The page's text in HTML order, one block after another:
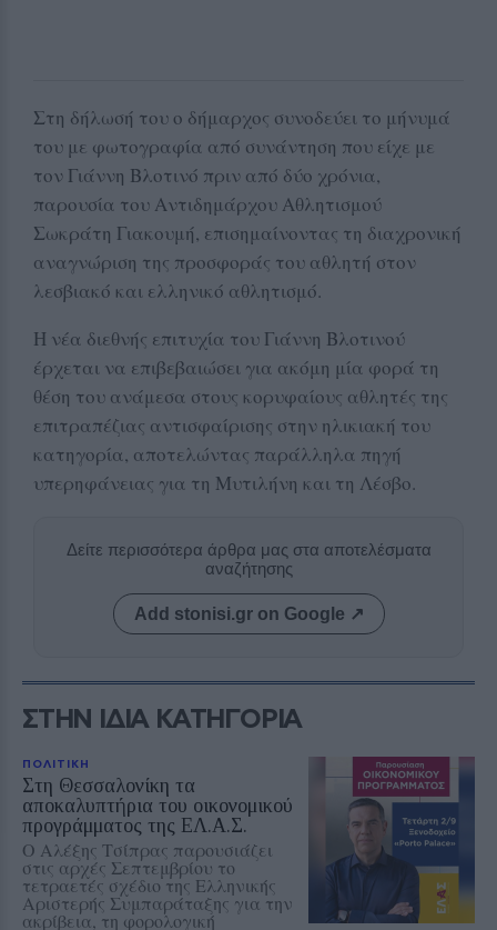
Στη δήλωσή του ο δήμαρχος συνοδεύει το μήνυμά
του με φωτογραφία από συνάντηση που είχε με
τον Γιάννη Βλοτινό πριν από δύο χρόνια,
παρουσία του Αντιδημάρχου Αθλητισμού
Σωκράτη Γιακουμή, επισημαίνοντας τη διαχρονική
αναγνώριση της προσφοράς του αθλητή στον
λεσβιακό και ελληνικό αθλητισμό.
Η νέα διεθνής επιτυχία του Γιάννη Βλοτινού
έρχεται να επιβεβαιώσει για ακόμη μία φορά τη
θέση του ανάμεσα στους κορυφαίους αθλητές της
επιτραπέζιας αντισφαίρισης στην ηλικιακή του
κατηγορία, αποτελώντας παράλληλα πηγή
υπερηφάνειας για τη Μυτιλήνη και τη Λέσβο.
Δείτε περισσότερα άρθρα μας στα αποτελέσματα
αναζήτησης
Add stonisi.gr on Google ↗
ΣΤΗΝ ΙΔΙΑ ΚΑΤΗΓΟΡΙΑ
ΠΟΛΙΤΙΚΗ
Στη Θεσσαλονίκη τα
αποκαλυπτήρια του οικονομικού
προγράμματος της ΕΛ.Α.Σ.
Ο Αλέξης Τσίπρας παρουσιάζει
στις αρχές Σεπτεμβρίου το
τετραετές σχέδιο της Ελληνικής
Αριστερής Συμπαράταξης για την
ακρίβεια, τη φορολογική